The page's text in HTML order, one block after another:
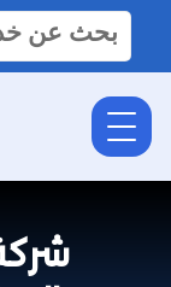
البحث
عن: